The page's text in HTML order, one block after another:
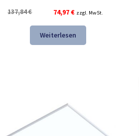
137,84€
Ursprünglicher
war:
137,84 €
74,97€Aktueller
ist:
74,97 €.
zzgl. MwSt.
Weiterlesen